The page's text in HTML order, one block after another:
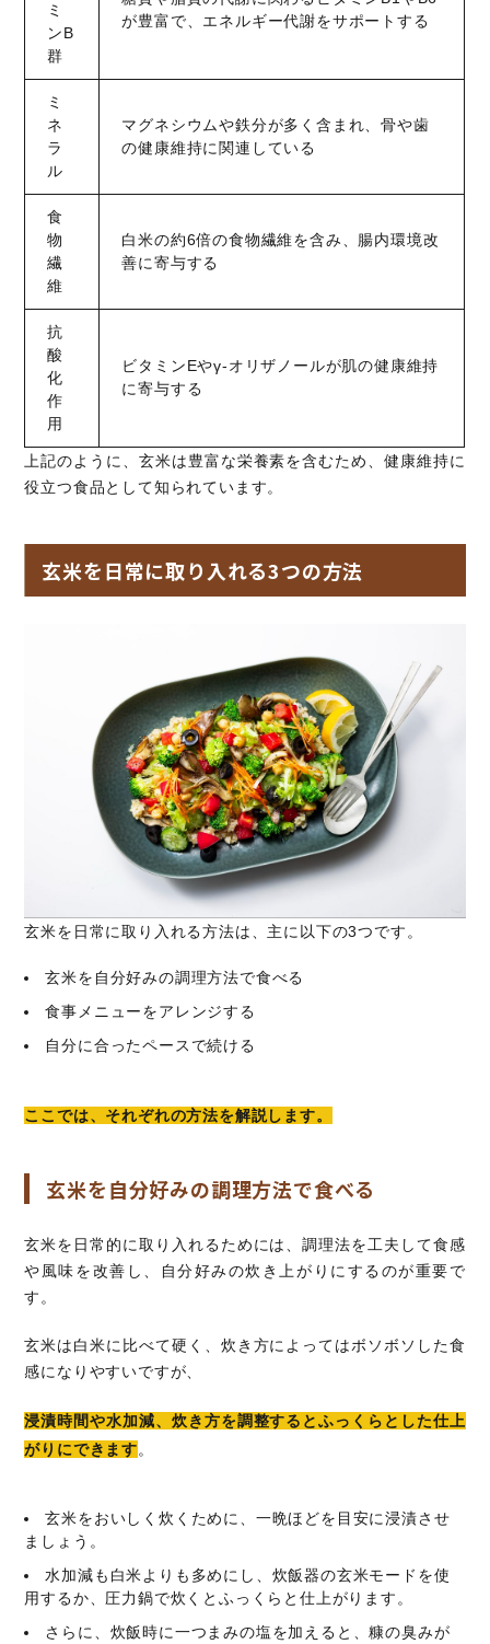
ミ
ンB
群
が豊富で、エネルギー代謝をサポートする
ミ
ネ
ラ
ル
マグネシウムや鉄分が多く含まれ、骨や歯
の健康維持に関連している
食
物
繊
維
白米の約6倍の食物繊維を含み、腸内環境改
善に寄与する
抗
酸
化
作
用
ビタミンEやγ-オリザノールが肌の健康維持
に寄与する
上記のように、玄米は豊富な栄養素を含むため、健康維持に
役立つ食品として知られています。
玄米を日常に取り入れる3つの方法
玄米を日常に取り入れる方法は、主に以下の3つです。
玄米を自分好みの調理方法で食べる
食事メニューをアレンジする
自分に合ったペースで続ける
ここでは、それぞれの方法を解説します。
玄米を自分好みの調理方法で食べる
玄米を日常的に取り入れるためには、調理法を工夫して食感
や風味を改善し、自分好みの炊き上がりにするのが重要で
す。
玄米は白米に比べて硬く、炊き方によってはボソボソした食
感になりやすいですが、
浸漬時間や水加減、炊き方を調整するとふっくらとした仕上
がりにできます。
玄米をおいしく炊くために、一晩ほどを目安に浸漬させ
ましょう。
水加減も白米よりも多めにし、炊飯器の玄米モードを使
用するか、圧力鍋で炊くとふっくらと仕上がります。
さらに、炊飯時に一つまみの塩を加えると、糠の臭みが